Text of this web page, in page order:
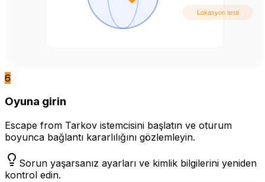
6
Oyuna girin
Escape from Tarkov istemcisini başlatın ve oturum
boyunca bağlantı kararlılığını gözlemleyin.
Sorun yaşarsanız ayarları ve kimlik bilgilerini yeniden
kontrol edin.